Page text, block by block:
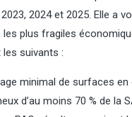
2024 et 2025. Elle a
plus fragiles
suivants :
minimal de surfaces en
d’au moins 70 % de la